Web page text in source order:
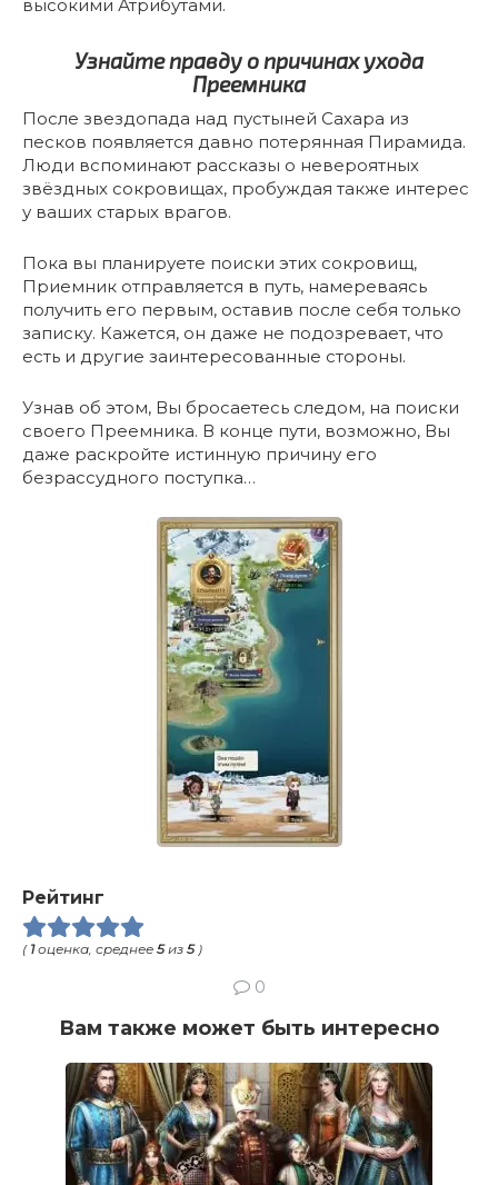
высокими Атрибутами.
Узнайте правду о причинах ухода
Преемника
После звездопада над пустыней Сахара из
песков появляется давно потерянная Пирамида.
Люди вспоминают рассказы о невероятных
звёздных сокровищах, пробуждая также интерес
у ваших старых врагов.
Пока вы планируете поиски этих сокровищ,
Приемник отправляется в путь, намереваясь
получить его первым, оставив после себя только
записку. Кажется, он даже не подозревает, что
есть и другие заинтересованные стороны.
Узнав об этом, Вы бросаетесь следом, на поиски
своего Преемника. В конце пути, возможно, Вы
даже раскройте истинную причину его
безрассудного поступка…
Рейтинг
( 1оценка, среднее 5из 5)
0
Вам также может быть интересно